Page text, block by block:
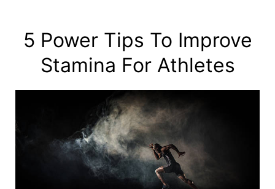
5 Power Tips To Improve
Stamina For Athletes